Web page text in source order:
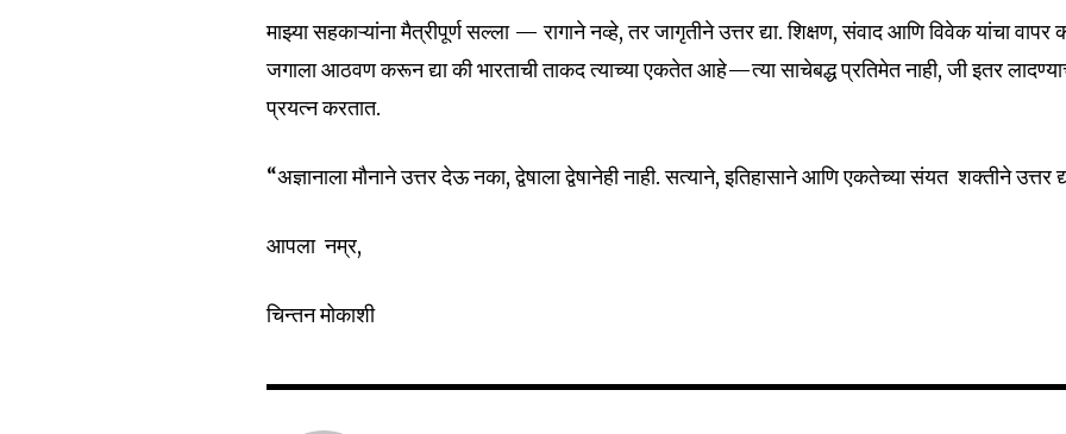
माझ्या सहकाऱ्यांना मैत्रीपूर्ण सल्ला — रागाने नव्हे, तर जागृतीने उत्तर द्या. शिक्षण, संवाद आणि विवेक यांचा वापर
जगाला आठवण करून द्या की भारताची ताकद त्याच्या एकतेत आहे—त्या साचेबद्ध प्रतिमेत नाही, जी इतर
प्रयत्न करतात.
“अज्ञानाला मौनाने उत्तर देऊ नका, द्वेषाला द्वेषानेही नाही. सत्याने, इतिहासाने आणि एकतेच्या संयत शक्तीने उत्तर
आपला नम्र,
चिन्तन मोकाशी